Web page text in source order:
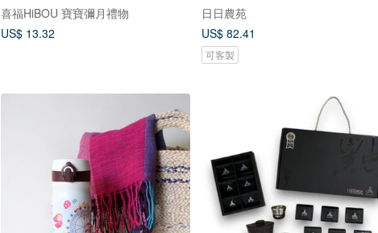
喜福HiBOU 寶寶彌月禮物
US$ 13.32
日日農苑
US$ 82.41
可客製